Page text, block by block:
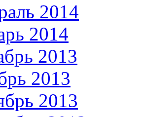
2014
2014
2013
2013
2013